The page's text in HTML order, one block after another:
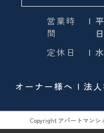
営業時
間
|
定休日
|
オーナー様へ 法
Copyright アパートマンシ